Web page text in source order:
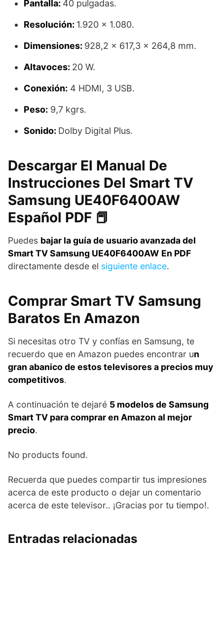
Pantalla: 40 pulgadas.
Resolución: 1.920 x 1.080.
Dimensiones: 928,2 x 617,3 x 264,8 mm.
Altavoces: 20 W.
Conexión: 4 HDMI, 3 USB.
Peso: 9,7 kgrs.
Sonido: Dolby Digital Plus.
Descargar El Manual De
Instrucciones Del Smart TV
Samsung UE40F6400AW
Español PDF 📕
Puedes bajar la guía de usuario avanzada del
Smart TV Samsung UE40F6400AW En PDF
directamente desde el siguiente enlace.
Comprar Smart TV Samsung
Baratos En Amazon
Si necesitas otro TV y confías en Samsung, te
recuerdo que en Amazon puedes encontrar un
gran abanico de estos televisores a precios muy
competitivos.
A continuación te dejaré 5 modelos de Samsung
Smart TV para comprar en Amazon al mejor
precio.
No products found.
Recuerda que puedes compartir tus impresiones
acerca de este producto o dejar un comentario
acerca de este televisor.. ¡Gracias por tu tiempo!.
Entradas relacionadas